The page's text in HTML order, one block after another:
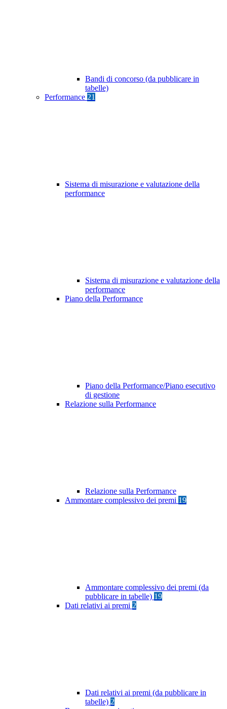
Bandi di concorso (da pubblicare in
tabelle)
Performance 21
Sistema di misurazione e valutazione della
performance
Sistema di misurazione e valutazione della
performance
Piano della Performance
Piano della Performance/Piano esecutivo
di gestione
Relazione sulla Performance
Relazione sulla Performance
Ammontare complessivo dei premi 19
Ammontare complessivo dei premi (da
pubblicare in tabelle) 19
Dati relativi ai premi 2
Dati relativi ai premi (da pubblicare in
tabelle) 2